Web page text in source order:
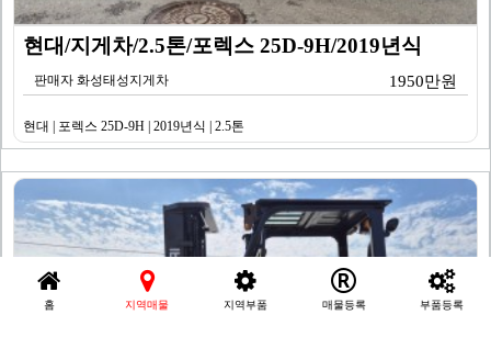
현대/지게차/2.5톤/포렉스 25D-9H/2019년식
판매자 화성태성지게차 1950만원
현대 | 포렉스 25D-9H | 2019년식 | 2.5톤
홈 지역매물 지역부품 매물등록 부품등록